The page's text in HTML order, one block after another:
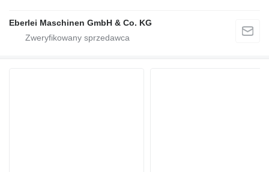
Eberlei Maschinen GmbH & Co. KG